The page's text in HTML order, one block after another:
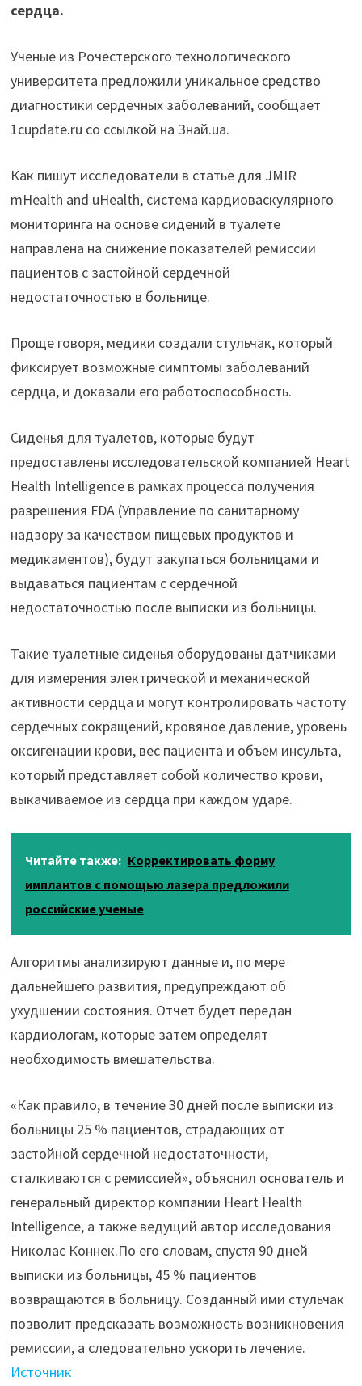
сердца.
Ученые из Рочестерского технологического
университета предложили уникальное средство
диагностики сердечных заболеваний, сообщает
1cupdate.ru со ссылкой на Знай.ua.
Как пишут исследователи в статье для JMIR
mHealth and uHealth, система кардиоваскулярного
мониторинга на основе сидений в туалете
направлена на снижение показателей ремиссии
пациентов с застойной сердечной
недостаточностью в больнице.
Проще говоря, медики создали стульчак, который
фиксирует возможные симптомы заболеваний
сердца, и доказали его работоспособность.
Сиденья для туалетов, которые будут
предоставлены исследовательской компанией Heart
Health Intelligence в рамках процесса получения
разрешения FDA (Управление по санитарному
надзору за качеством пищевых продуктов и
медикаментов), будут закупаться больницами и
выдаваться пациентам с сердечной
недостаточностью после выписки из больницы.
Такие туалетные сиденья оборудованы датчиками
для измерения электрической и механической
активности сердца и могут контролировать частоту
сердечных сокращений, кровяное давление, уровень
оксигенации крови, вес пациента и объем инсульта,
который представляет собой количество крови,
выкачиваемое из сердца при каждом ударе.
Читайте также: Корректировать форму
имплантов с помощью лазера предложили
российские ученые
Алгоритмы анализируют данные и, по мере
дальнейшего развития, предупреждают об
ухудшении состояния. Отчет будет передан
кардиологам, которые затем определят
необходимость вмешательства.
«Как правило, в течение 30 дней после выписки из
больницы 25 % пациентов, страдающих от
застойной сердечной недостаточности,
сталкиваются с ремиссией», объяснил основатель и
генеральный директор компании Heart Health
Intelligence, а также ведущий автор исследования
Николас Коннек.По его словам, спустя 90 дней
выписки из больницы, 45 % пациентов
возвращаются в больницу. Созданный ими стульчак
позволит предсказать возможность возникновения
ремиссии, а следовательно ускорить лечение.
Источник